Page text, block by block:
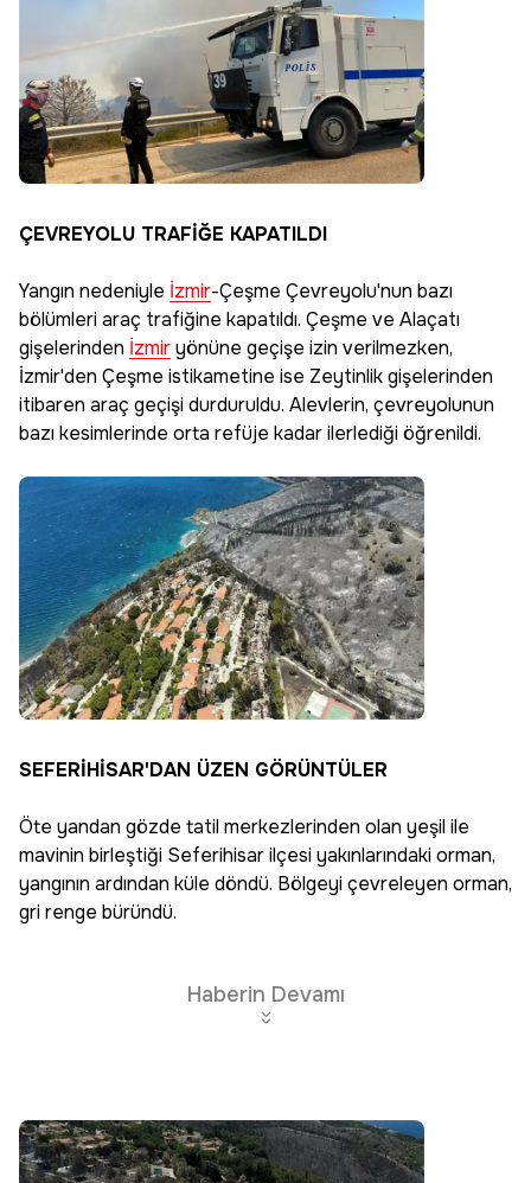
ÇEVREYOLU TRAFİĞE KAPATILDI
Yangın nedeniyle İzmir-Çeşme Çevreyolu'nun bazı
bölümleri araç trafiğine kapatıldı. Çeşme ve Alaçatı
gişelerinden İzmiryönüne geçişe izin verilmezken,
İzmir'den Çeşme istikametine ise Zeytinlik gişelerinden
itibaren araç geçişi durduruldu. Alevlerin, çevreyolunun
bazı kesimlerinde orta refüje kadar ilerlediği öğrenildi.
SEFERİHİSAR'DAN ÜZEN GÖRÜNTÜLER
Öte yandan gözde tatil merkezlerinden olan yeşil ile
mavinin birleştiği Seferihisar ilçesi yakınlarındaki orman,
yangının ardından küle döndü. Bölgeyi çevreleyen orman,
gri renge büründü.
Haberin Devamı